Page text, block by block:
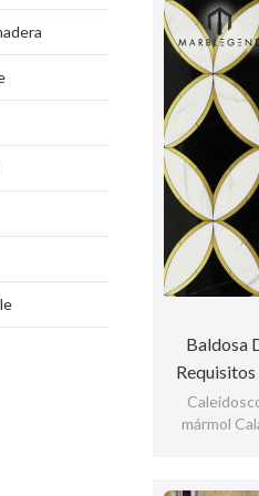
Baldosa
Waterjet
mármol